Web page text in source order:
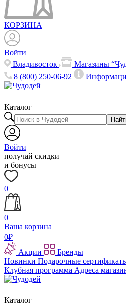
КОРЗИНА
Войти
Владивосток
Магазины
8 (800) 250-06-92
Каталог
Войти
получай скидки
и бонусы
0
0
Ваша корзина
0₽
Акции
Бренды
Новинки Подарочные
Клубная программа Адреса
Каталог